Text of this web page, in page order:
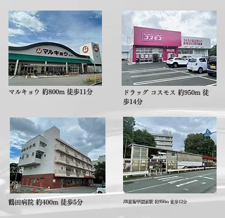
マルキョウ 約800m 徒歩11分
鶴田病院 約400m 徒歩5分
ドラッグ コスモス 約950m 徒
歩14分
JR東海学園前駅 約950m 徒歩12分